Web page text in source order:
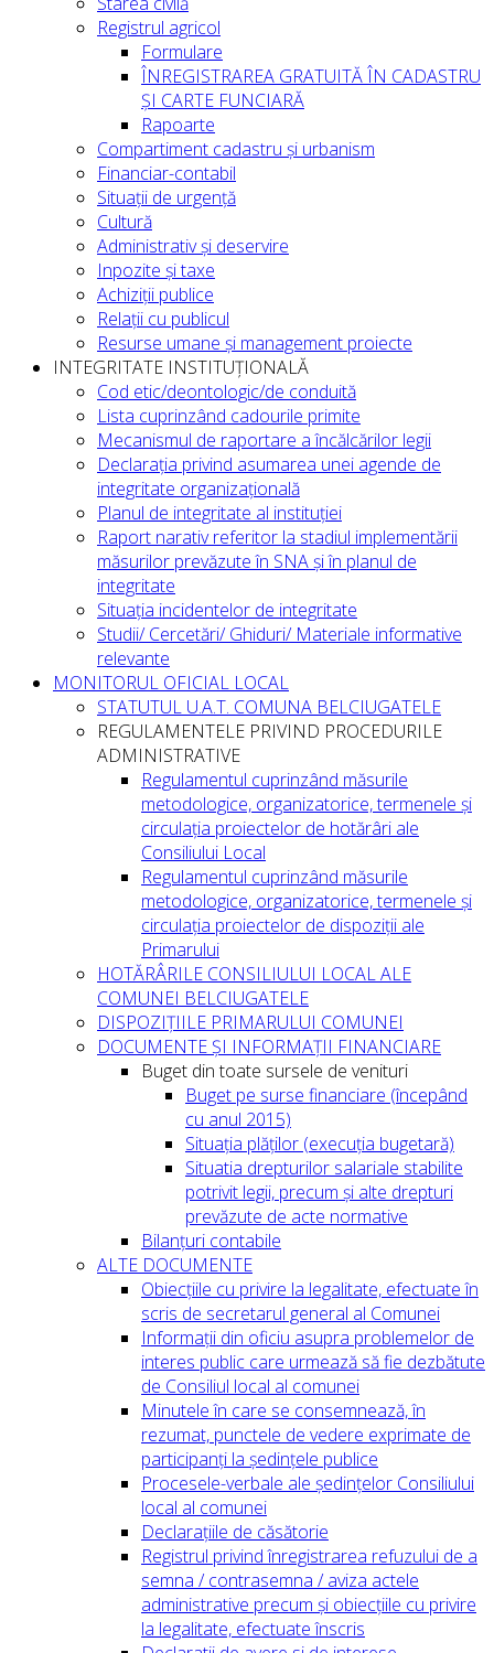
Registrul agricol
Formulare
ÎNREGISTRAREA GRATUITĂ ÎN CADASTRU
ȘI CARTE FUNCIARĂ
Rapoarte
Compartiment cadastru și urbanism
Financiar-contabil
Situații de urgență
Cultură
Administrativ și deservire
Inpozite și taxe
Achiziții publice
Relații cu publicul
Resurse umane și management proiecte
INTEGRITATE INSTITUȚIONALĂ
Cod etic/deontologic/de conduită
Lista cuprinzând cadourile primite
Mecanismul de raportare a încălcărilor legii
Declarația privind asumarea unei agende de
integritate organizațională
Planul de integritate al instituției
Raport narativ referitor la stadiul implementării
măsurilor prevăzute în SNA și în planul de
integritate
Situația incidentelor de integritate
Studii/ Cercetări/ Ghiduri/ Materiale informative
relevante
MONITORUL OFICIAL LOCAL
STATUTUL U.A.T. COMUNA BELCIUGATELE
REGULAMENTELE PRIVIND PROCEDURILE
ADMINISTRATIVE
Regulamentul cuprinzând măsurile
metodologice, organizatorice, termenele și
circulația proiectelor de hotărâri ale
Consiliului Local
Regulamentul cuprinzând măsurile
metodologice, organizatorice, termenele și
circulația proiectelor de dispoziții ale
Primarului
HOTĂRÂRILE CONSILIULUI LOCAL ALE
COMUNEI BELCIUGATELE
DISPOZIȚIILE PRIMARULUI COMUNEI
DOCUMENTE ȘI INFORMAȚII FINANCIARE
Buget din toate sursele de venituri
Buget pe surse financiare (începând
cu anul 2015)
Situația plăților (execuția bugetară)
Situatia drepturilor salariale stabilite
potrivit legii, precum și alte drepturi
prevăzute de acte normative
Bilanțuri contabile
ALTE DOCUMENTE
Obiecțiile cu privire la legalitate, efectuate în
scris de secretarul general al Comunei
Informații din oficiu asupra problemelor de
interes public care urmează să fie dezbătute
de Consiliul local al comunei
Minutele în care se consemnează, în
rezumat, punctele de vedere exprimate de
participanți la ședințele publice
Procesele-verbale ale ședințelor Consiliului
local al comunei
Declarațiile de căsătorie
Registrul privind înregistrarea refuzului de a
semna / contrasemna / aviza actele
administrative precum și obiecțiile cu privire
la legalitate, efectuate înscris